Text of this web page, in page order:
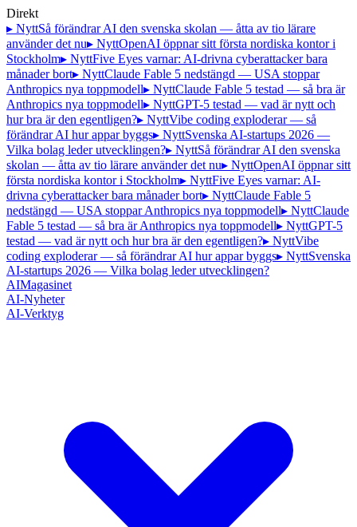
Direkt
▸ NyttSå förändrar AI den svenska skolan — åtta av tio lärare
använder det nu▸ NyttOpenAI öppnar sitt första nordiska kontor i
Stockholm▸ NyttFive Eyes varnar: AI-drivna cyberattacker bara
månader bort▸ NyttClaude Fable 5 nedstängd — USA stoppar
Anthropics nya toppmodell▸ NyttClaude Fable 5 testad — så bra är
Anthropics nya toppmodell▸ NyttGPT-5 testad — vad är nytt och
hur bra är den egentligen?▸ NyttVibe coding exploderar — så
förändrar AI hur appar byggs▸ NyttSvenska AI-startups 2026 —
Vilka bolag leder utvecklingen?▸ NyttSå förändrar AI den svenska
skolan — åtta av tio lärare använder det nu▸ NyttOpenAI öppnar sitt
första nordiska kontor i Stockholm▸ NyttFive Eyes varnar: AI-
drivna cyberattacker bara månader bort▸ NyttClaude Fable 5
nedstängd — USA stoppar Anthropics nya toppmodell▸ NyttClaude
Fable 5 testad — så bra är Anthropics nya toppmodell▸ NyttGPT-5
testad — vad är nytt och hur bra är den egentligen?▸ NyttVibe
coding exploderar — så förändrar AI hur appar byggs▸ NyttSvenska
AI-startups 2026 — Vilka bolag leder utvecklingen?
AIMagasinet
AI-Nyheter
AI-Verktyg